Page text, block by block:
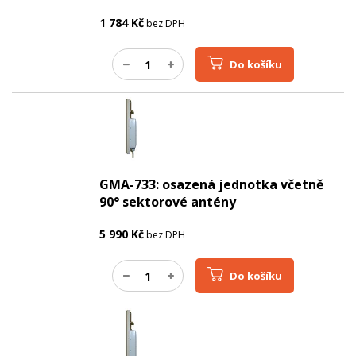
1 784Kčbez DPH
Do košíku
GMA-733: osazená jednotka včetně
90° sektorové antény
5 990 Kčbez DPH
Do košíku